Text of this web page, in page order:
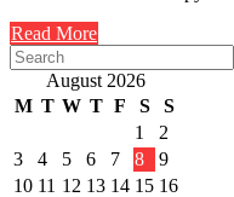
Read More
August 2026
M T W T F S
S
1
2
3
4 5 6 7 8
9
10 11 12 13 14 15 16